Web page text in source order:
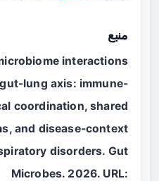
منبع
interactions
lung axis: immune-
coordination, shared
and disease-context
disorders. Gut
Microbes. 2026. URL: